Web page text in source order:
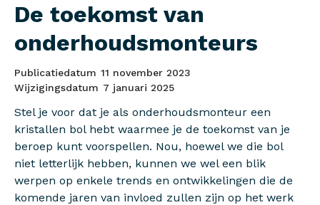
De toekomst van
onderhoudsmonteurs
Publicatiedatum 11 november 2023
Wijzigingsdatum 7 januari 2025
Stel je voor dat je als onderhoudsmonteur een
kristallen bol hebt waarmee je de toekomst van je
beroep kunt voorspellen. Nou, hoewel we die bol
niet letterlijk hebben, kunnen we wel een blik
werpen op enkele trends en ontwikkelingen die de
komende jaren van invloed zullen zijn op het werk